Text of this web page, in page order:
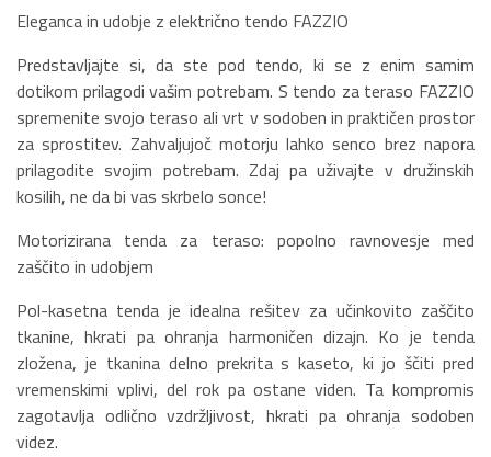
Eleganca in udobje z električno tendo FAZZIO
Predstavljajte si, da ste pod tendo, ki se z enim samim
dotikom prilagodi vašim potrebam. S tendo za teraso FAZZIO
spremenite svojo teraso ali vrt v sodoben in praktičen prostor
za sprostitev. Zahvaljujoč motorju lahko senco brez napora
prilagodite svojim potrebam. Zdaj pa uživajte v družinskih
kosilih, ne da bi vas skrbelo sonce!
Motorizirana tenda za teraso: popolno ravnovesje med
zaščito in udobjem
Pol-kasetna tenda je idealna rešitev za učinkovito zaščito
tkanine, hkrati pa ohranja harmoničen dizajn. Ko je tenda
zložena, je tkanina delno prekrita s kaseto, ki jo ščiti pred
vremenskimi vplivi, del rok pa ostane viden. Ta kompromis
zagotavlja odlično vzdržljivost, hkrati pa ohranja sodoben
videz.